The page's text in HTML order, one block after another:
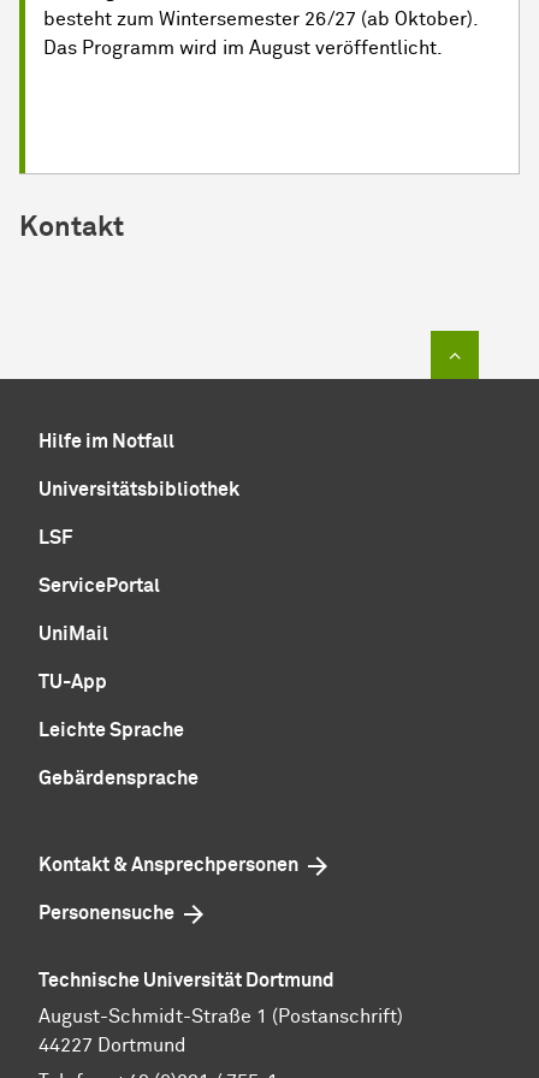
besteht zum Wintersemester 26/27 (ab Oktober).
Das Programm wird im August veröffentlicht.
Kontakt
Hilfe im Notfall
Universitätsbibliothek
LSF
ServicePortal
UniMail
TU-App
Leichte Sprache
Gebärdensprache
Kontakt & Ansprechpersonen
Personensuche
Technische Universität Dortmund
August-Schmidt-Straße 1 (Postanschrift)
44227 Dortmund